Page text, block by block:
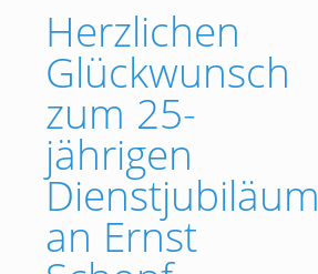
Herzlichen
Glückwunsch
zum 25-
jährigen
Dienstjubiläum
an Ernst